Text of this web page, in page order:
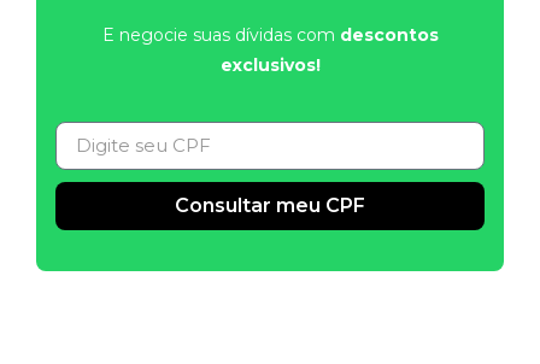
E negocie suas dívidas com descontos
exclusivos!
Consultar meu CPF